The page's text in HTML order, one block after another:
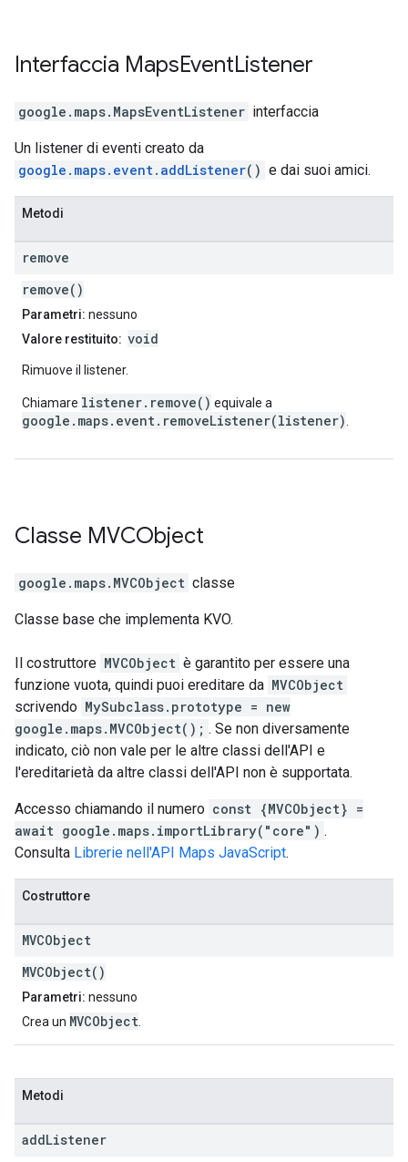
Interfaccia MapsEventListener
google.maps. MapsEventListener interfaccia
Un listener di eventi creato da
google.maps.event.addListener() e dai suoi amici.
Metodi
remove
remove()
Parametri: nessuno
Valore restituito: void
Rimuove il listener.
Chiamare listener.remove() equivale a
google.maps.event.removeListener(listener).
Classe MVCObject
google.maps. MVCObject classe
Classe base che implementa KVO.
Il costruttore MVCObject è garantito per essere una
funzione vuota, quindi puoi ereditare da MVCObject
scrivendo MySubclass.prototype = new
google.maps.MVCObject(); . Se non diversamente
indicato, ciò non vale per le altre classi dell'API e
l'ereditarietà da altre classi dell'API non è supportata.
Accesso chiamando il numero const {MVCObject} =
await google.maps.importLibrary("core") .
Consulta Librerie nell'API Maps JavaScript.
Costruttore
MVCObject
MVCObject()
Parametri: nessuno
Crea un MVCObject.
Metodi
addListener